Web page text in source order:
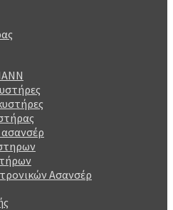
Ασανσέρ